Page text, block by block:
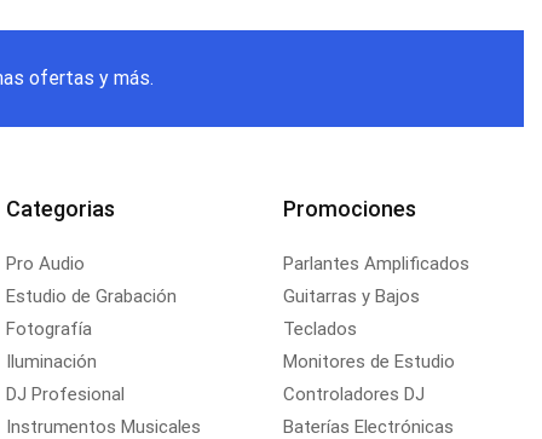
ofertas y más.
Categorias
Pro Audio
Estudio de Grabación
Fotografía
Iluminación
DJ Profesional
Instrumentos Musicales
Promociones
Parlantes Amplificados
Guitarras y Bajos
Teclados
Monitores de Estudio
Controladores DJ
Baterías Electrónicas